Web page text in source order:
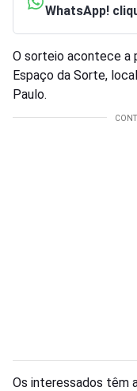
WhatsApp!
O sorteio acontece a
Espaço da Sorte,
Paulo.
Os interessados têm